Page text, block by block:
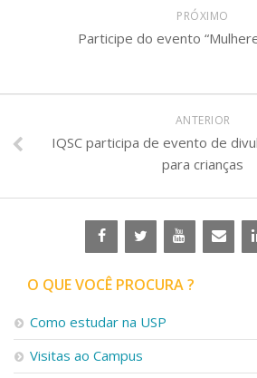
PRÓXIMO
Participe do evento
ANTERIOR
IQSC participa de evento de
para crianças
O QUE VOCÊ PROCURA ?
Como estudar na USP
Visitas ao Campus